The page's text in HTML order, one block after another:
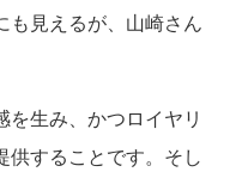
も見えるが、山崎さん
を生み、かつロイヤリ
供することです。そし